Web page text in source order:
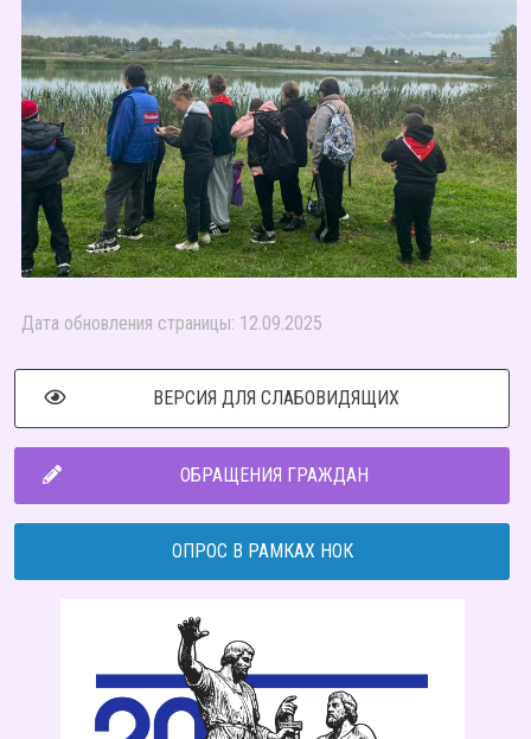
Дата обновления страницы: 12.09.2025
ВЕРСИЯ ДЛЯ СЛАБОВИДЯЩИХ
ОБРАЩЕНИЯ ГРАЖДАН
ОПРОС В РАМКАХ НОК